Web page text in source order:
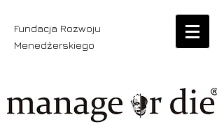
Fundacja Rozwoju
Menedżerskiego